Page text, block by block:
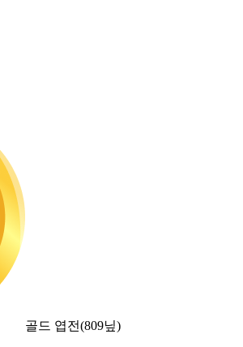
골드 엽전(809닢)